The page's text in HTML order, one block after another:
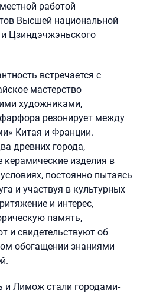
работой
Высшей национальной
Цзиндэчжэньского
встречается с
мастерство
художниками,
резонирует между
Китая и Франции.
древних города,
изделия в
постоянно пытаясь
и участвуя в культурных
и интерес,
память,
и свидетельствуют об
обогащении знаниями
и Лимож стали городами-